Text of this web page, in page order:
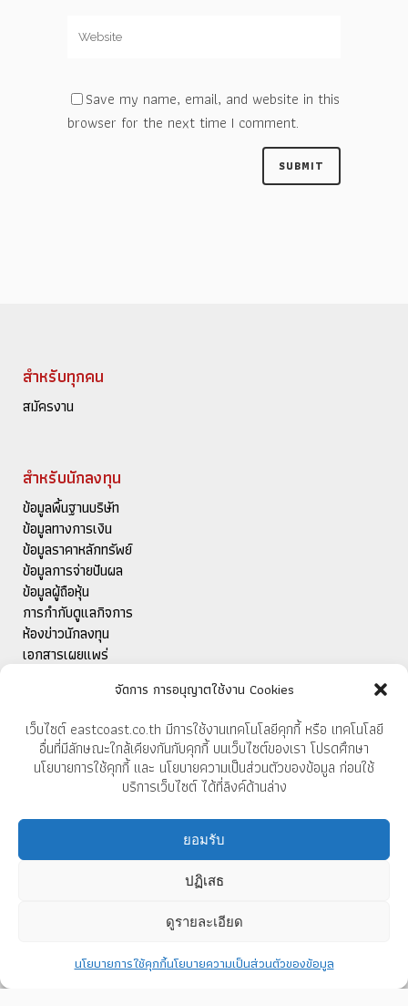
จัดการ การอนุญาตใช้งาน Cookies
เว็บไซต์ eastcoast.co.th มีการใช้งานเทคโนโลยีคุกกี้ หรือ เทคโนโลยี
อื่นที่มีลักษณะใกล้เคียงกันกับคุกกี้ บนเว็บไซต์ของเรา โปรดศึกษา
นโยบายการใช้คุกกี้ และ นโยบายความเป็นส่วนตัวของข้อมูล ก่อนใช้
บริการเว็บไซต์ ได้ที่ลิงค์ด้านล่าง
ยอมรับ
ปฏิเสธ
ดูรายละเอียด
นโยบายการใช้คุกกี้นโยบายความเป็นส่วนตัวของข้อมูล
Save my name, email, and website in this
browser for the next time I comment.
สำหรับทุกคน
สมัครงาน
สำหรับนักลงทุน
ข้อมูลพื้นฐานบริษัท
ข้อมูลทางการเงิน
ข้อมูลราคาหลักทรัพย์
ข้อมูลการจ่ายปันผล
ข้อมูลผู้ถือหุ้น
การกำกับดูแลกิจการ
ห้องข่าวนักลงทุน
เอกสารเผยแพร่
สำหรับการส่งออก
แคตตาล็อก
บริษัท อีสต์โคสท์เฟอร์นิเทค จำกัด (มหาชน)
37/9 หมู่ 10 ถนนบ้านบึง-แกลง